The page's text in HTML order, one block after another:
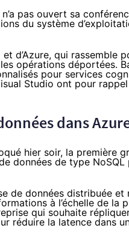
pas ouvert sa
du système
d’Azure, qui rassemble
opérations déportées.
pour services
Studio ont pour
dans
hier soir, la première
données de type
de données distribuée
à l’échelle de la
qui souhaite
réduire la latence dans